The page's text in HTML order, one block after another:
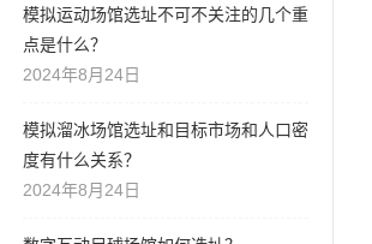
模拟运动场馆选址不可不关注的几个重
点是什么？
2024年8月24日
模拟溜冰场馆选址和目标市场和人口密
度有什么关系？
2024年8月24日